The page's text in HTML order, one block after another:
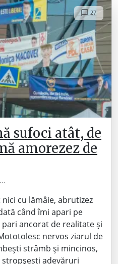
27
sufoci atât, de
amorezez de
cu lămâie, abrutizez
când îmi apari pe
ancorat de realitate și
nervos ziarul de
strâmb și mincinos,
adevăruri